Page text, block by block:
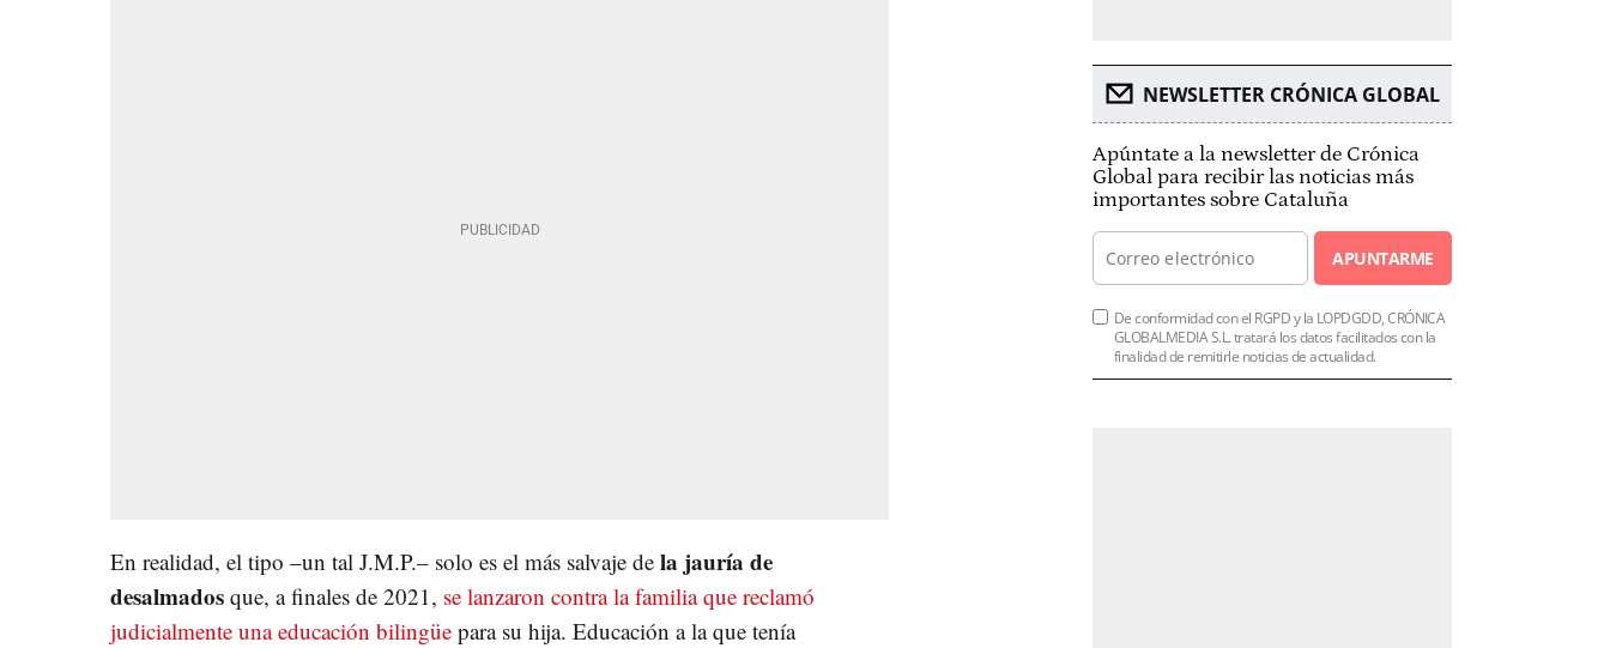
En realidad, el tipo –un tal J.M.P.– solo es el más salvaje de la jauría de
desalmados que, a finales de 2021, se lanzaron contra la familia que reclamó
judicialmente una educación bilingüe para su hija. Educación a la que tenía
NEWSLETTER CRÓNICA GLOBAL
Apúntate a la newsletter de Crónica
Global para recibir las noticias más
importantes sobre Cataluña
APUNTARME
De conformidad con el RGPD y la LOPDGDD, CRÓNICA
GLOBALMEDIA S.L. tratará los datos facilitados con la
finalidad de remitirle noticias de actualidad.